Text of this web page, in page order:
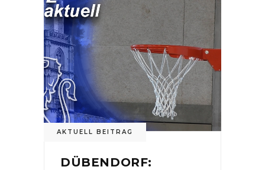
AKTUELL BEITRAG
DÜBENDORF: